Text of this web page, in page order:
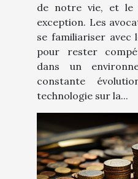
de notre vie, et le
exception. Les
se familiariser avec
pour rester
dans un
constante
technologie sur la...